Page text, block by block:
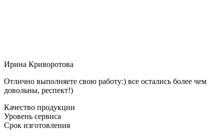
Ирина Криворотова
Отлично выполняете свою работу:) все остались более чем
довольны, респект!)
Качество продукции
Уровень сервиса
Срок изготовления